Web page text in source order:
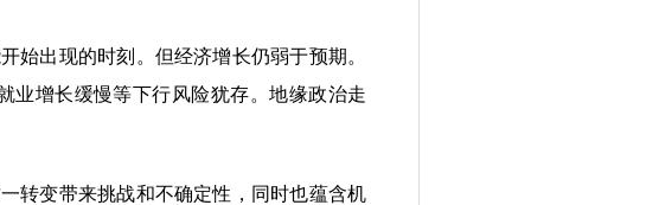
出现的时刻。但经济增长仍弱于预期。
业增长缓慢等下行风险犹存。地缘政治走
变带来挑战和不确定性，同时也蕴含机